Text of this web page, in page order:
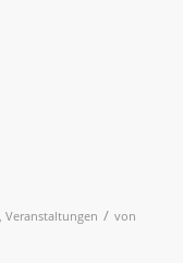
Veranstaltungen / von